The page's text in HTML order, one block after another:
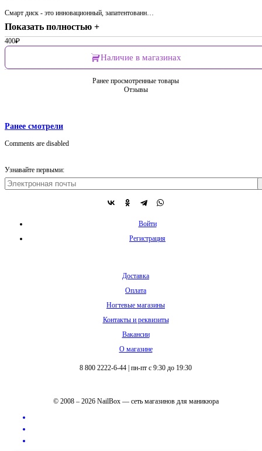
Смарт диск - это инновационный, запатентованн…
Показать полностью +
400₽
Наличие в магазинах
Ранее просмотренные товары
Отзывы
Ранее смотрели
Comments are disabled
Узнавайте первыми:
Войти
Регистрация
Доставка
Оплата
Ногтевые магазины
Контакты и реквизиты
Вакансии
О магазине
8 800 2222-6-44 пн-пт с 9:30 до 19:30
© 2008 – 2026 NailBox — сеть магазинов для маникюра